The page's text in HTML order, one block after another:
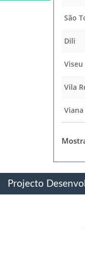
São
Dili
Viseu
Vila
Projecto